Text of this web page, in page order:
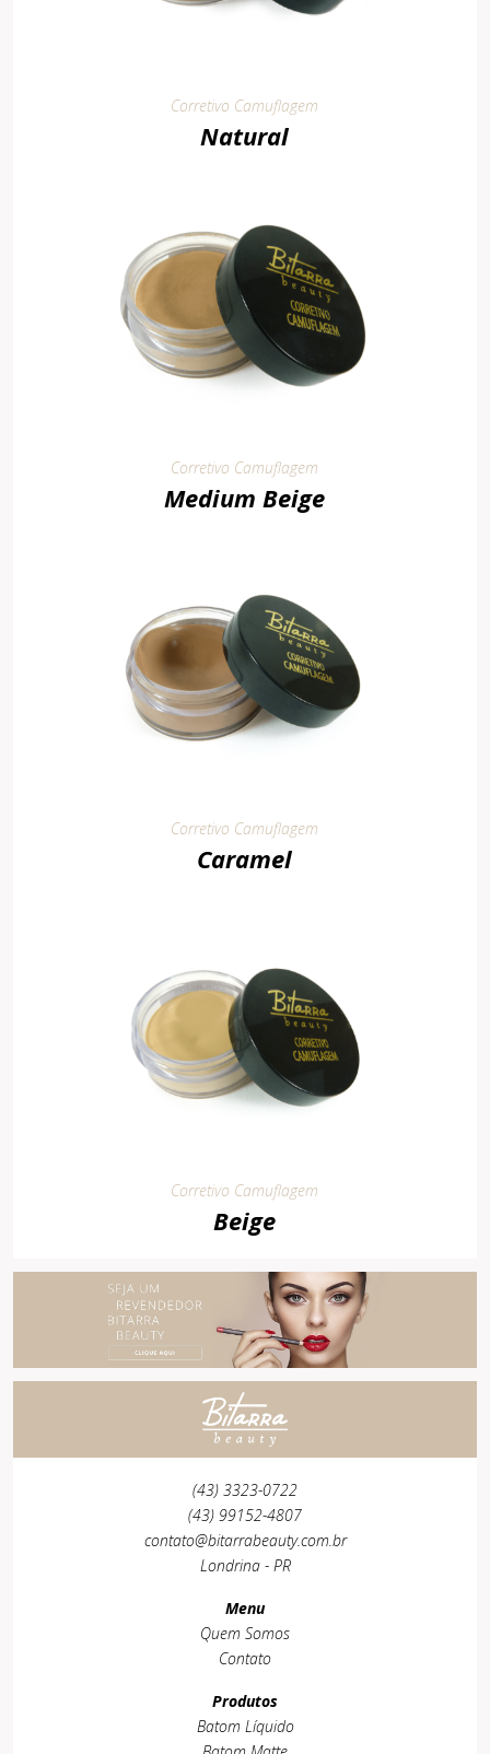
Corretivo Camuflagem
Natural
Corretivo Camuflagem
Medium Beige
Corretivo Camuflagem
Caramel
Corretivo Camuflagem
Beige
(43) 3323-0722
(43) 99152-4807
contato@bitarrabeauty.com.br
Londrina - PR
Menu
Quem Somos
Contato
Produtos
Batom Líquido